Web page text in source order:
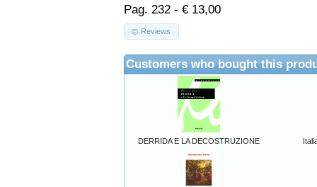
Pag. 232 - € 13,00
Reviews
Customers who bought this
DERRIDA E LA DECOSTRUZIONE